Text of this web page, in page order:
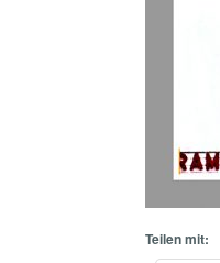
Teilen mit: